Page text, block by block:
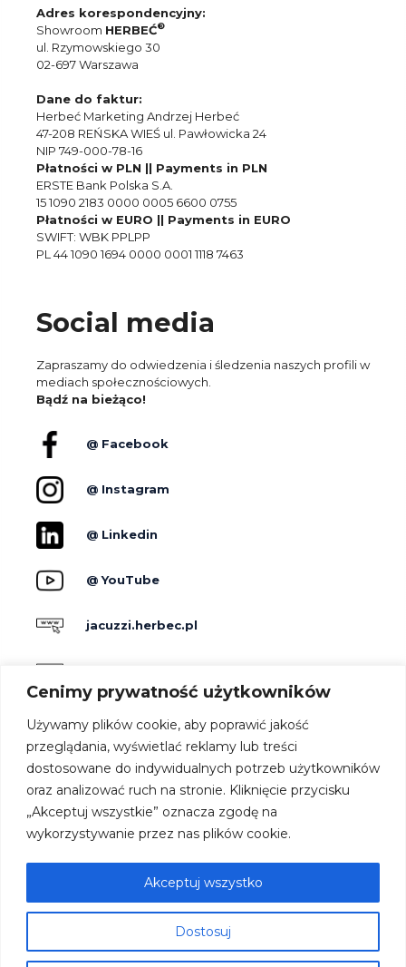
Cenimy prywatność użytkowników
Używamy plików cookie, aby poprawić jakość
przeglądania, wyświetlać reklamy lub treści
dostosowane do indywidualnych potrzeb użytkowników
oraz analizować ruch na stronie. Kliknięcie przycisku
„Akceptuj wszystkie” oznacza zgodę na
wykorzystywanie przez nas plików cookie.
Dostosuj
Akceptuj wszystko
Adres korespondencyjny:
Showroom HERBEĆ®
ul. Rzymowskiego 30
02-697 Warszawa
Dane do faktur:
Herbeć Marketing Andrzej Herbeć
47-208 REŃSKA WIEŚ ul. Pawłowicka 24
NIP 749-000-78-16
Płatności w PLN || Payments in PLN
ERSTE Bank Polska S.A.
15 1090 2183 0000 0005 6600 0755
Płatności w EURO || Payments in EURO
SWIFT: WBK PPLPP
PL 44 1090 1694 0000 0001 1118 7463
Social media
Zapraszamy do odwiedzenia i śledzenia naszych profili w
mediach społecznościowych.
Bądź na bieżąco!
@ Facebook
@ Instagram
@ Linkedin
@ YouTube
jacuzzi.herbec.pl